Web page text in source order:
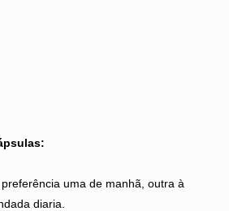
uma de manhã, outra à
diaria.